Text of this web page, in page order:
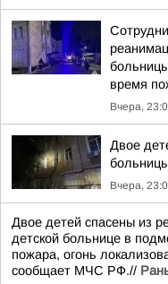
время
Вчера,
Двое
Вчера,
Двое детей спасены из
детской больнице в
пожара, огонь
сообщает МЧС РФ.//